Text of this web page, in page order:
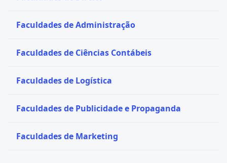
Faculdades de Administração
Faculdades de Ciências Contábeis
Faculdades de Logística
Faculdades de Publicidade e Propaganda
Faculdades de Marketing